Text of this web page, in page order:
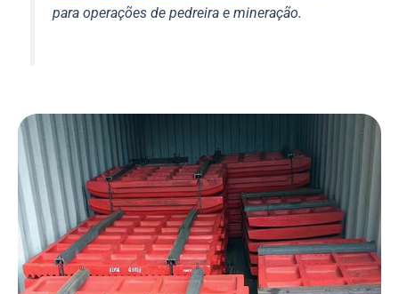
para operações de pedreira e mineração.